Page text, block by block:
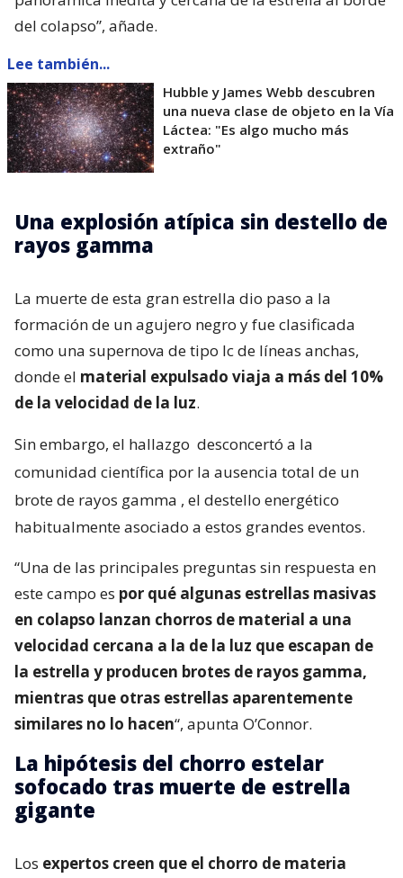
del colapso”, añade.
Lee también...
Hubble y James Webb descubren
una nueva clase de objeto en la Vía
Láctea: "Es algo mucho más
extraño"
Una explosión atípica sin destello de
rayos gamma
La muerte de esta gran estrella dio paso a la
formación de un agujero negro y fue clasificada
como una supernova de tipo Ic de líneas anchas,
donde el material expulsado viaja a más del 10%
de la velocidad de la luz.
Sin embargo, el hallazgo desconcertó a la
comunidad científica por la ausencia total de un
brote de rayos gamma , el destello energético
habitualmente asociado a estos grandes eventos.
“Una de las principales preguntas sin respuesta en
este campo es por qué algunas estrellas masivas
en colapso lanzan chorros de material a una
velocidad cercana a la de la luz que escapan de
la estrella y producen brotes de rayos gamma,
mientras que otras estrellas aparentemente
similares no lo hacen“, apunta O’Connor.
La hipótesis del chorro estelar
sofocado tras muerte de estrella
gigante
Los expertos creen que el chorro de materia